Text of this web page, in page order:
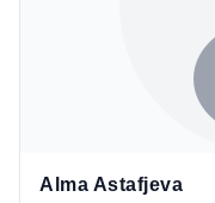
Alma Astafjeva